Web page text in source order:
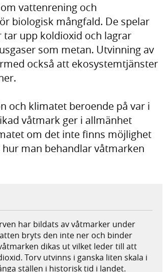
vattenrening och
biologisk mångfald. De spelar
upp koldioxid och lagrar
som metan. Utvinning av
också att ekosystemtjänster
och klimatet beroende på var i
våtmark ger i allmänhet
om det inte finns möjlighet
man behandlar våtmarken
har bildats av våtmarker under
bryts den inte ner och binder
dikas ut vilket leder till att
Torv utvinns i ganska liten skala i
ställen i historisk tid i landet.